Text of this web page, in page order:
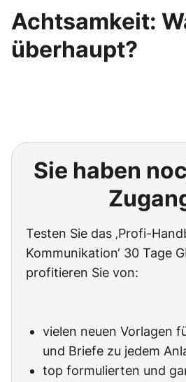
Achtsamkeit:
überhaupt?
Sie haben
Testen Sie das ‚Profi-
Kommunikation‘ 30 Tage
profitieren Sie von:
vielen neuen Vorlagen
und Briefe zu jedem
top formulierten und